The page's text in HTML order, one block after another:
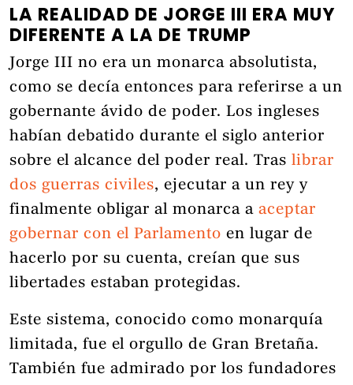
LA REALIDAD DE JORGE III ERA MUY
DIFERENTE A LA DE TRUMP
Jorge III no era un monarca absolutista,
como se decía entonces para referirse a un
gobernante ávido de poder. Los ingleses
habían debatido durante el siglo anterior
sobre el alcance del poder real. Tras librar
dos guerras civiles, ejecutar a un rey y
finalmente obligar al monarca a aceptar
gobernar con el Parlamento en lugar de
hacerlo por su cuenta, creían que sus
libertades estaban protegidas.
Este sistema, conocido como monarquía
limitada, fue el orgullo de Gran Bretaña.
También fue admirado por los fundadores